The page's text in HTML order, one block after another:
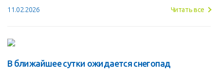
11.02.2026 Читать все
В ближайшее сутки ожидается снегопад